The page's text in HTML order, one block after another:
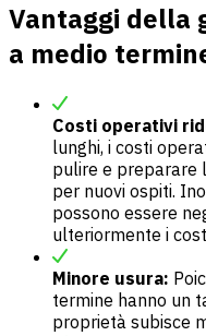
Vantaggi della
a medio
Costi operativi
lunghi, i costi
pulire e preparare
per nuovi ospiti.
possono essere
ulteriormente i
Minore usura:
termine hanno un
proprietà subisce